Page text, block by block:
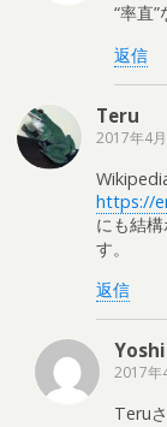
“率直
返信
Teru
2017年4
https://
にも結
す。
返信
Yoshi
2017年
Teru